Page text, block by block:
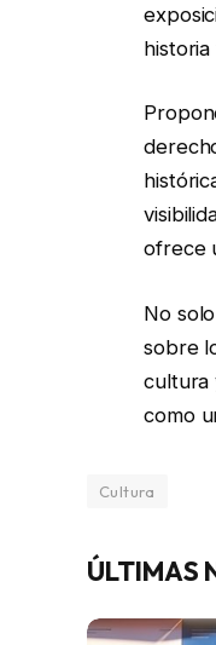
ofrece
No
sobre
cultura
como
Cultura
ÚLTIMAS